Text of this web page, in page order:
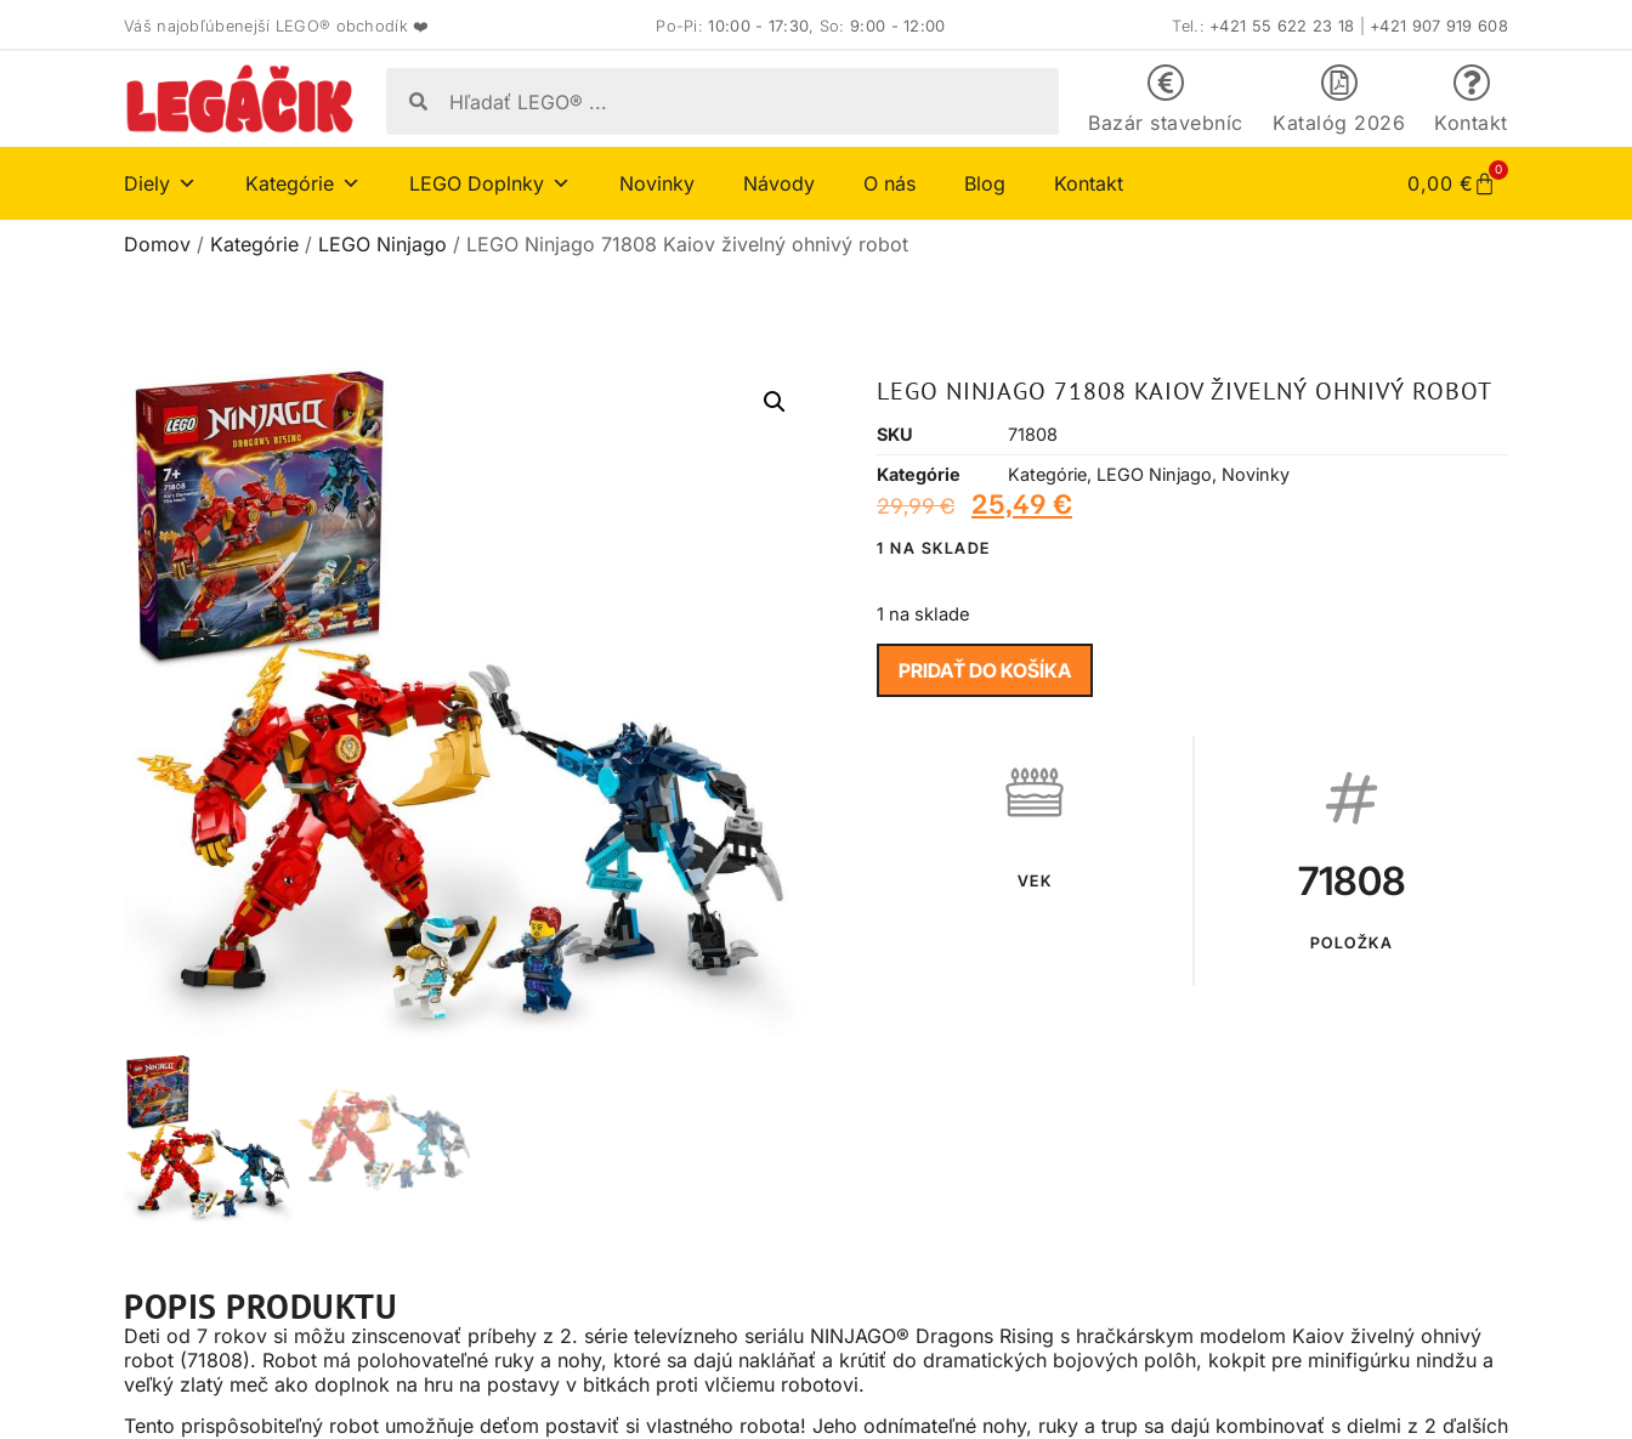
Váš najobľúbenejší LEGO® obchodík ❤️ Po-Pi:10:00 - 17:30, So:9:00 - 12:00 Tel.: +421 55 622 23 18 +421 907 919 608
Bazár stavebníc Katalóg 2026 Kontakt
Diely Kategórie LEGO Doplnky Novinky Návody O nás Blog Kontakt 0,00 €
0
Domov / Kategórie / LEGO Ninjago / LEGO Ninjago 71808 Kaiov živelný ohnivý robot
LEGO NINJAGO 71808 KAIOV ŽIVELNÝ OHNIVÝ ROBOT
SKU
71808
Kategórie
Kategórie, LEGO Ninjago, Novinky
29,99€ 25,49 €
1 NA SKLADE
1 na sklade
PRIDAŤ DO KOŠÍKA
VEK 71808
POLOŽKA
POPIS PRODUKTU
Deti od 7 rokov si môžu zinscenovať príbehy z 2. série televízneho seriálu NINJAGO® Dragons Rising s hračkárskym modelom Kaiov živelný ohnivý
robot (71808). Robot má polohovateľné ruky a nohy, ktoré sa dajú nakláňať a krútiť do dramatických bojových polôh, kokpit pre minifigúrku nindžu a
veľký zlatý meč ako doplnok na hru na postavy v bitkách proti vlčiemu robotovi.
Tento prispôsobiteľný robot umožňuje deťom postaviť si vlastného robota! Jeho odnímateľné nohy, ruky a trup sa dajú kombinovať s dielmi z 2 ďalších